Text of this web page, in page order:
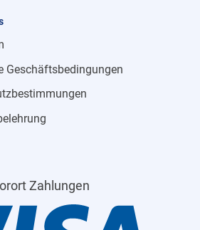
Geschäftsbedingungen
Zahlungen